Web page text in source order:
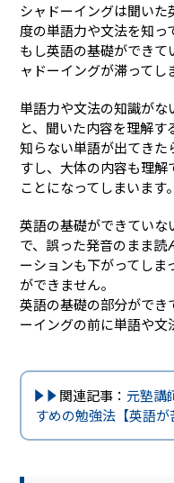
シャドーイングは聞い
度の単語力や文法を知っ
もし英語の基礎ができて
ャドーイングが滞ってし
単語力や文法の知識がな
と、聞いた内容を理解す
知らない単語が出てき
すし、大体の内容も理解
ことになってしまいます。
英語の基礎ができていな
で、誤った発音のまま読
ーションも下がってしま
ができません。
英語の基礎の部分ができ
ーイングの前に単語や文
関連記事：元塾講
すめの勉強法【英語が